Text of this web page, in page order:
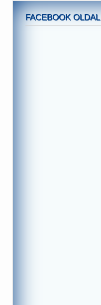
FACEBOOK OLDAL